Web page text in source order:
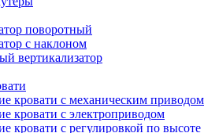
поворотный
с наклоном
вертикализатор
кровати с механическим приводом
кровати с электроприводом
кровати с регулировкой по высоте